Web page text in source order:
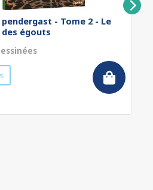
pendergast - Tome 2 - Le
égouts